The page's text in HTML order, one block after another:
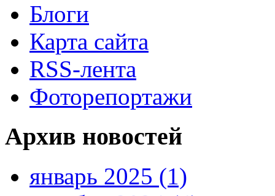
Блоги
Карта сайта
RSS-лента
Фоторепортажи
Архив новостей
январь 2025 (1)